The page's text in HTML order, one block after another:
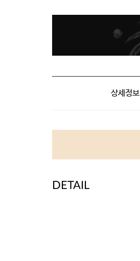
상세정보
DETAIL